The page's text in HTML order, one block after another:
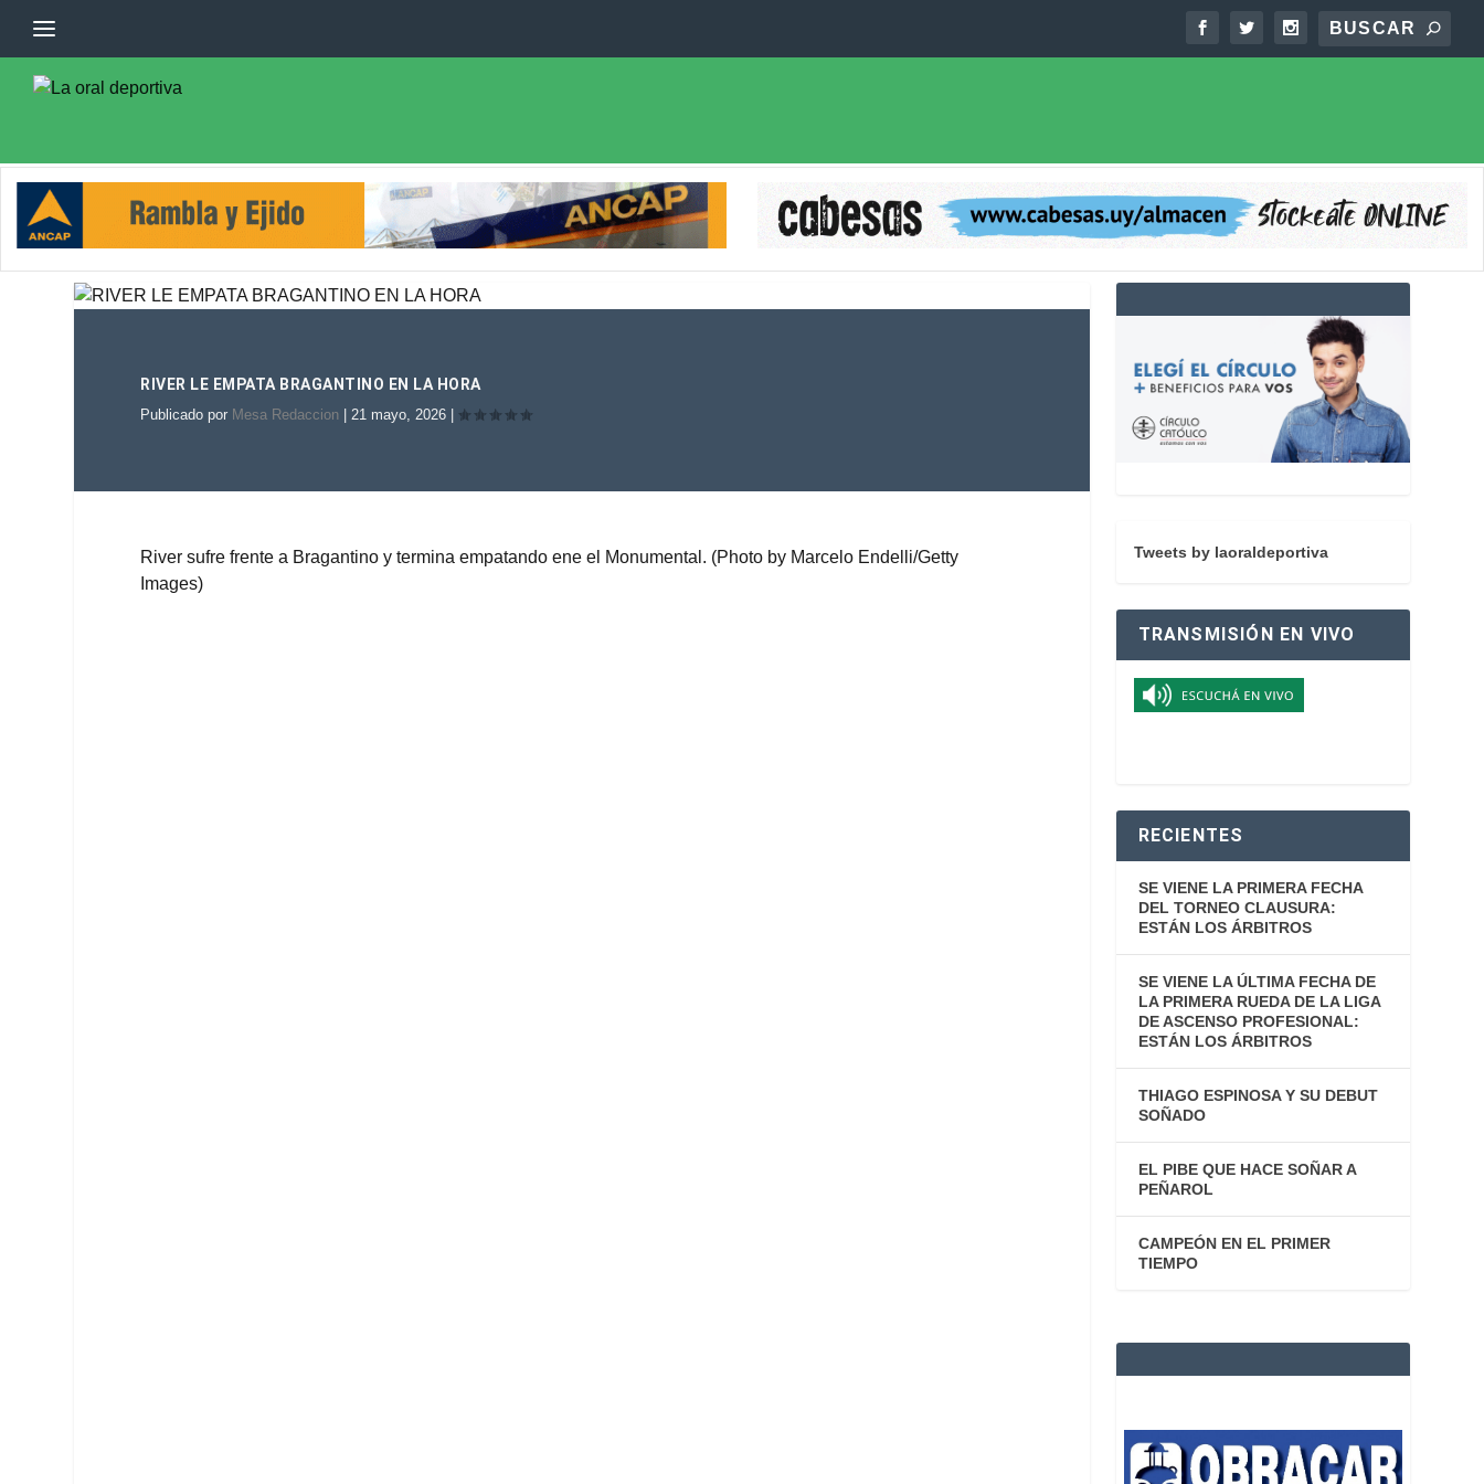
RIVER LE EMPATA BRAGANTINO EN LA HORA
Publicado por Mesa Redaccion |21 mayo, 2026
River sufre frente a Bragantino y termina empatando ene el Monumental. (Photo by Marcelo Endelli/Getty
Images)
Tweets by laoraldeportiva
TRANSMISIÓN EN VIVO
RECIENTES
SE VIENE LA PRIMERA FECHA
DEL TORNEO CLAUSURA:
ESTÁN LOS ÁRBITROS
SE VIENE LA ÚLTIMA FECHA DE
LA PRIMERA RUEDA DE LA LIGA
DE ASCENSO PROFESIONAL:
ESTÁN LOS ÁRBITROS
THIAGO ESPINOSA Y SU DEBUT
SOÑADO
EL PIBE QUE HACE SOÑAR A
PEÑAROL
CAMPEÓN EN EL PRIMER
TIEMPO